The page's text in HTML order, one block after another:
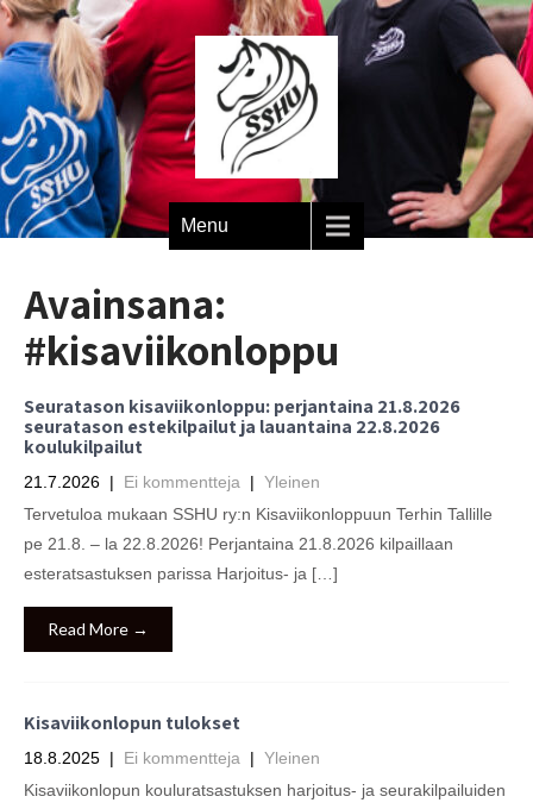
Menu
Avainsana:
#kisaviikonloppu
Seuratason kisaviikonloppu: perjantaina 21.8.2026
seuratason estekilpailut ja lauantaina 22.8.2026
koulukilpailut
21.7.2026 | Ei kommentteja | Yleinen
Tervetuloa mukaan SSHU ry:n Kisaviikonloppuun Terhin Tallille
pe 21.8. – la 22.8.2026! Perjantaina 21.8.2026 kilpaillaan
esteratsastuksen parissa Harjoitus- ja […]
Read More →
Kisaviikonlopun tulokset
18.8.2025 | Ei kommentteja | Yleinen
Kisaviikonlopun kouluratsastuksen harjoitus- ja seurakilpailuiden